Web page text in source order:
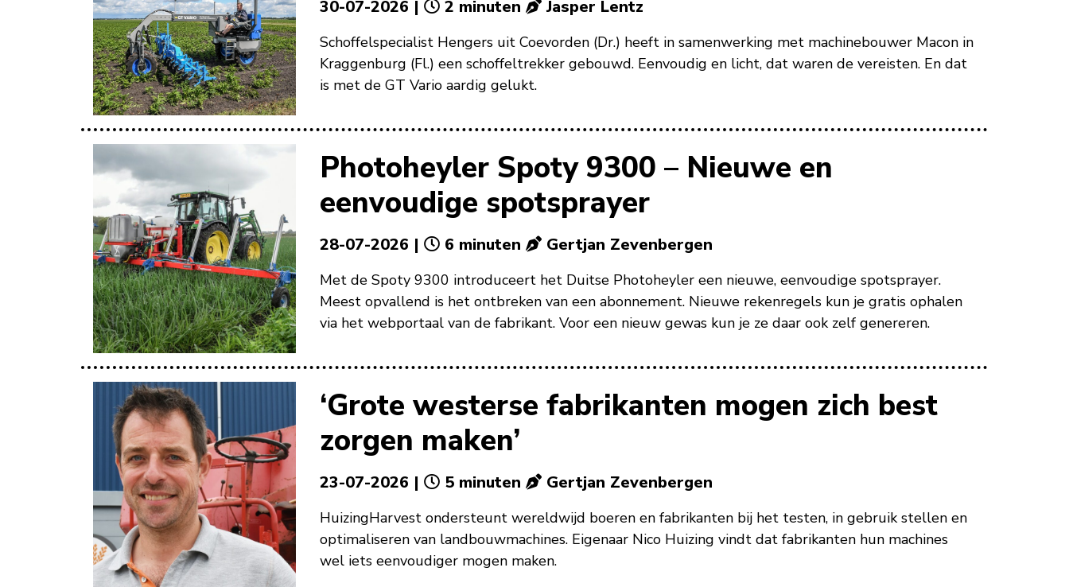
30-07-2026 | 2 minuten Jasper Lentz
Schoffelspecialist Hengers uit Coevorden (Dr.) heeft in samenwerking met machinebouwer Macon in
Kraggenburg (Fl.) een schoffeltrekker gebouwd. Eenvoudig en licht, dat waren de vereisten. En dat
is met de GT Vario aardig gelukt.
Photoheyler Spoty 9300 – Nieuwe en
eenvoudige spotsprayer
28-07-2026 | 6 minuten Gertjan Zevenbergen
Met de Spoty 9300 introduceert het Duitse Photoheyler een nieuwe, eenvoudige spotsprayer.
Meest opvallend is het ontbreken van een abonnement. Nieuwe rekenregels kun je gratis ophalen
via het webportaal van de fabrikant. Voor een nieuw gewas kun je ze daar ook zelf genereren.
‘Grote westerse fabrikanten mogen zich best
zorgen maken’
23-07-2026 | 5 minuten Gertjan Zevenbergen
HuizingHarvest ondersteunt wereldwijd boeren en fabrikanten bij het testen, in gebruik stellen en
optimaliseren van landbouwmachines. Eigenaar Nico Huizing vindt dat fabrikanten hun machines
wel iets eenvoudiger mogen maken.